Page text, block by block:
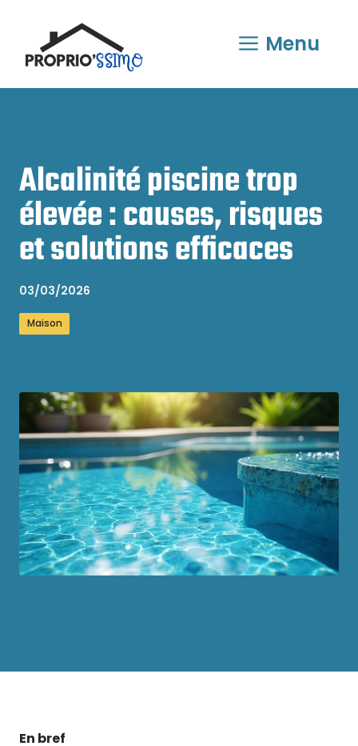
contenu
Menu
Alcalinité piscine trop
élevée : causes, risques
et solutions efficaces
03/03/2026
Maison
En bref